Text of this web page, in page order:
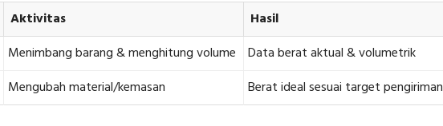
Aktivitas
Hasil
Menimbang barang & menghitung volume
Data berat aktual & volumetrik
Mengubah material/kemasan Berat ideal sesuai target pengiriman